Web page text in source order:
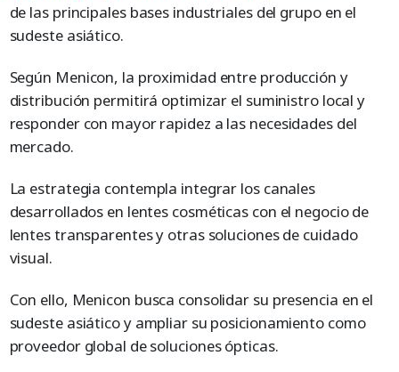
de las principales bases industriales del grupo en el
sudeste asiático.
Según Menicon, la proximidad entre producción y
distribución permitirá optimizar el suministro local y
responder con mayor rapidez a las necesidades del
mercado.
La estrategia contempla integrar los canales
desarrollados en lentes cosméticas con el negocio de
lentes transparentes y otras soluciones de cuidado
visual.
Con ello, Menicon busca consolidar su presencia en el
sudeste asiático y ampliar su posicionamiento como
proveedor global de soluciones ópticas.